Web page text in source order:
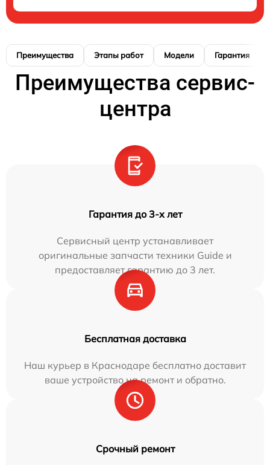
Преимущества Этапы работ Модели Гарантия
Преимущества сервис-
центра
Гарантия до 3-х лет
Сервисный центр устанавливает
оригинальные запчасти техники Guide и
предоставляет гарантию до 3 лет.
Бесплатная доставка
Наш курьер в Краснодаре бесплатно доставит
ваше устройство на ремонт и обратно.
Срочный ремонт